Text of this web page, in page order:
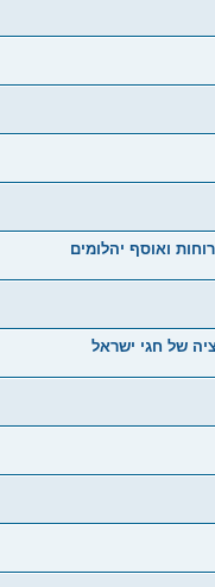
ואוסף יהלומים
של חגי ישראל